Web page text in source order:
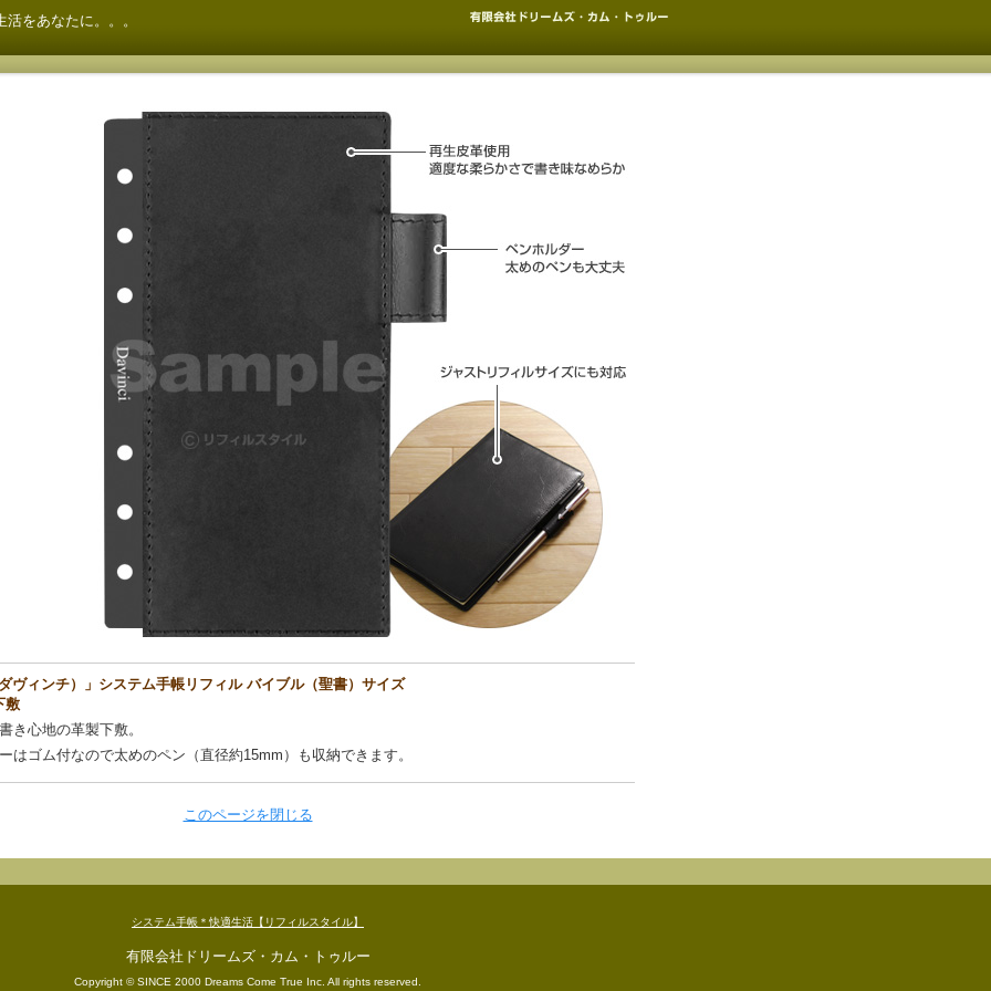
をあなたに。。。
ヴィンチ）」システム手帳リフィル バイブル（聖書）サイズ
敷
き心地の革製下敷。
はゴム付なので太めのペン（直径約15mm）も収納できます。
このページを閉じる
システム手帳＊快適生活【リフィルスタイル】
有限会社ドリームズ・カム・トゥルー
Copyright © SINCE 2000 Dreams Come True Inc. All rights reserved.